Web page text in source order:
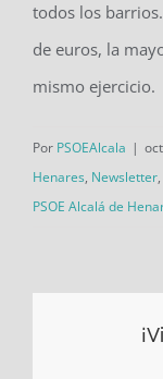
todos los
de euros, la
mismo ejercicio.
Por PSOEAlcala |
Henares, Newsletter,
PSOE Alcalá de